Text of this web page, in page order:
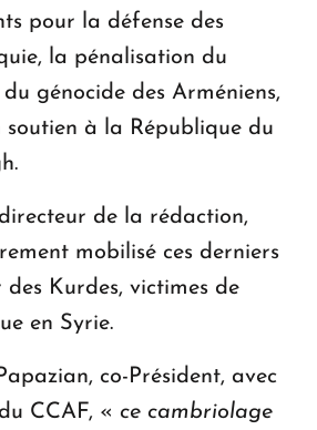
pour la défense des
la pénalisation du
génocide des Arméniens,
soutien à la République du
de la rédaction,
mobilisé ces derniers
Kurdes, victimes de
en Syrie.
co-Président, avec
CCAF, « ce cambriolage